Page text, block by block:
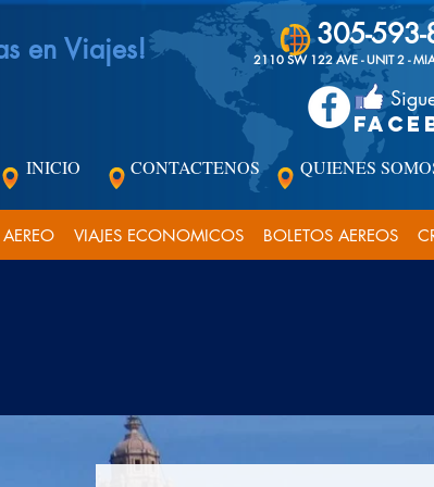
en Viajes! 305-
2110 SW 122 AVE - UNIT 2 -
INICIO CONTACTENOS QUIENES
VIAJES ECONOMICOS BOLETOS AEREOS